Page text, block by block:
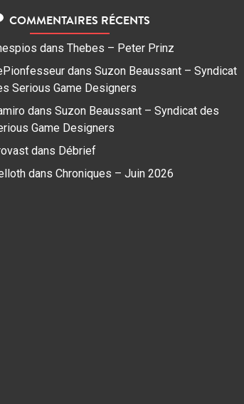
COMMENTAIRES RÉCENTS
dans Thebes – Peter Prinz
dans Suzon Beaussant – Syndicat
Serious Game Designers
dans Suzon Beaussant – Syndicat des
Game Designers
dans Débrief
dans Chroniques – Juin 2026